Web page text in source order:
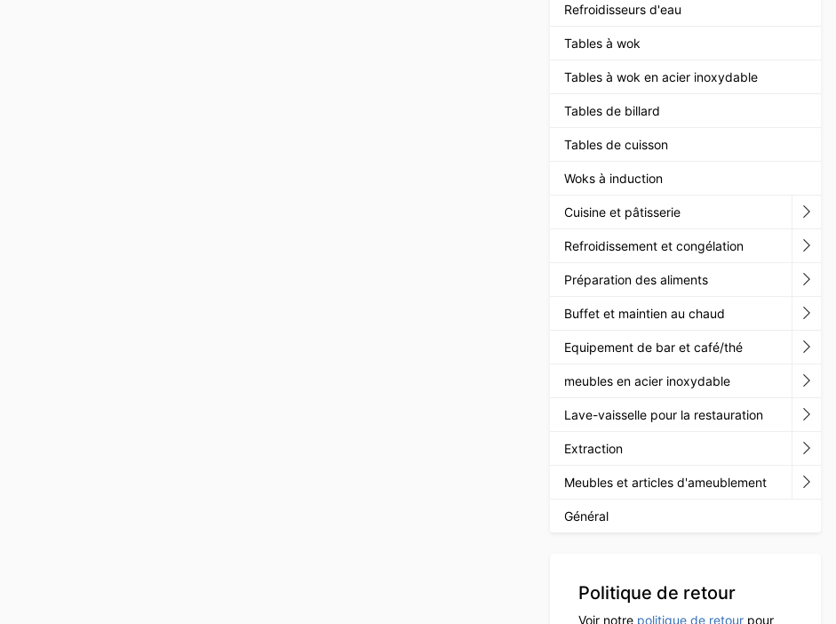
Refroidisseurs d'eau
Tables à wok
Tables à wok en acier inoxydable
Tables de billard
Tables de cuisson
Woks à induction
Cuisine et pâtisserie
Refroidissement et congélation
Préparation des aliments
Buffet et maintien au chaud
Equipement de bar et café/thé
meubles en acier inoxydable
Lave-vaisselle pour la restauration
Extraction
Meubles et articles d'ameublement
Général
Politique de retour
Voir notre politique de retour pour